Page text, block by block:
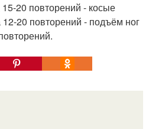
20 повторений - косые
20 повторений - подъём ног